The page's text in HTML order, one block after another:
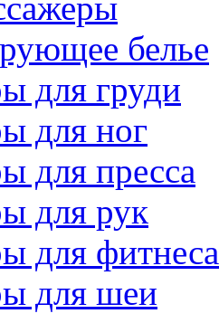
белье
для груди
для ног
для пресса
для рук
для фитнеса
для шеи